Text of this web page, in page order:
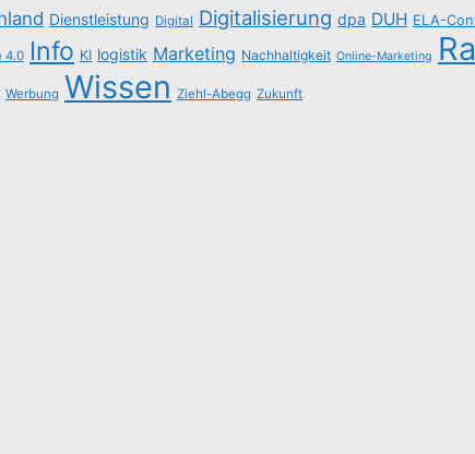
Dienstleistung Digital Digitalisierung dpa DUH ELA-
4.0 Info KI logistik Marketing Nachhaltigkeit Online-Marketing
Werbung Wissen Ziehl-Abegg Zukunft